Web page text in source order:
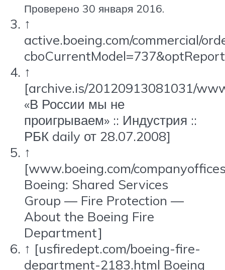
Проверено 30 января 2016.
↑
active.boeing.com/commercial/
↑
[archive.is/20120913081031/
«В России мы не
проигрываем» :: Индустрия ::
РБК daily от 28.07.2008]
↑
[www.boeing.com/
Boeing: Shared Services
Group — Fire Protection —
About the Boeing Fire
Department]
↑ [usfiredept.com/boeing-fire-
department-2183.html Boeing